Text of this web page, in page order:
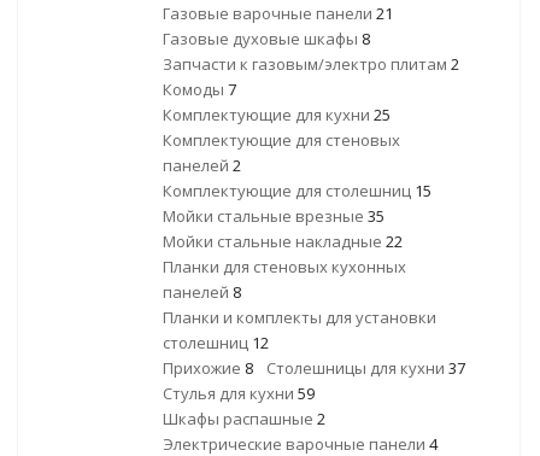
Газовые варочные панели 21
Газовые духовые шкафы 8
Запчасти к газовым/электро плитам 2
Комоды 7
Комплектующие для кухни 25
Комплектующие для стеновых
панелей 2
Комплектующие для столешниц 15
Мойки стальные врезные 35
Мойки стальные накладные 22
Планки для стеновых кухонных
панелей 8
Планки и комплекты для установки
столешниц 12
Прихожие 8 Столешницы для кухни 37
Стулья для кухни 59
Шкафы распашные 2
Электрические варочные панели 4